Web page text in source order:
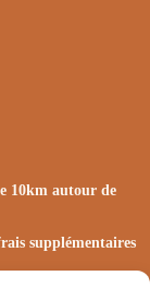
10km autour de
supplémentaires